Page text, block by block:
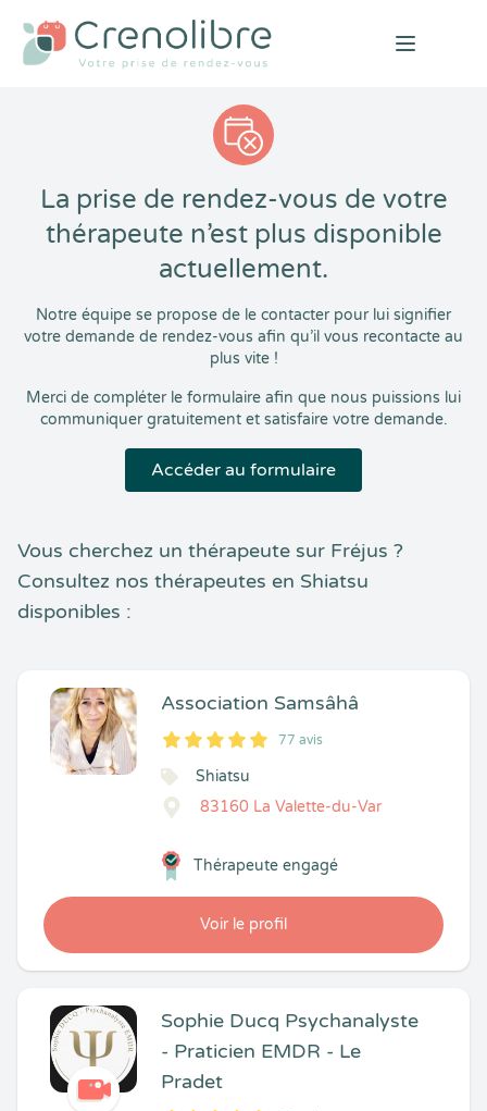
Open
La prise de rendez-vous de votre
thérapeute n’est plus disponible
actuellement.
Notre équipe se propose de le contacter pour lui signifier
votre demande de rendez-vous afin qu’il vous recontacte au
plus vite !
Merci de compléter le formulaire afin que nous puissions lui
communiquer gratuitement et satisfaire votre demande.
Accéder au formulaire
Vous cherchez un thérapeute sur Fréjus ?
Consultez nos thérapeutes en Shiatsu
disponibles :
Association Samsâhâ
5
1
5
77 77 avis
Shiatsu
83160 La Valette-du-Var
Voir le profil
Thérapeute engagé
Sophie Ducq Psychanalyste
- Praticien EMDR - Le
Pradet